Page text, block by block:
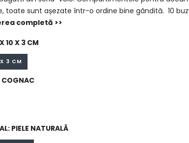
toate sunt așezate într-o ordine bine gândită. 10
completă >>
10 X 3 CM
3 CM
COGNAC
PIELE NATURALĂ